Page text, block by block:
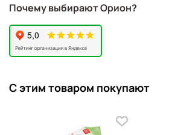
Почему выбирают Орион?
С этим товаром покупают